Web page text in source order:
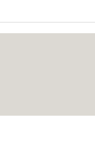
濟委員會更新低電壓設